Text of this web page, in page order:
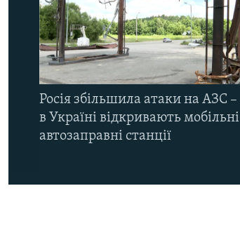
Росія збільшила атаки на АЗС –
в Україні відкривають мобільні
автозаправні станції